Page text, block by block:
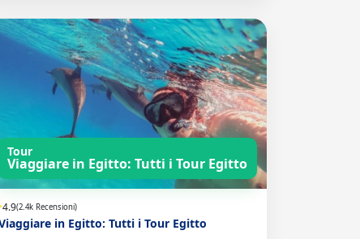
Tour
Viaggiare in Egitto: Tutti i Tour Egitto
4.9(2.4k Recensioni)
in Egitto: Tutti i Tour Egitto